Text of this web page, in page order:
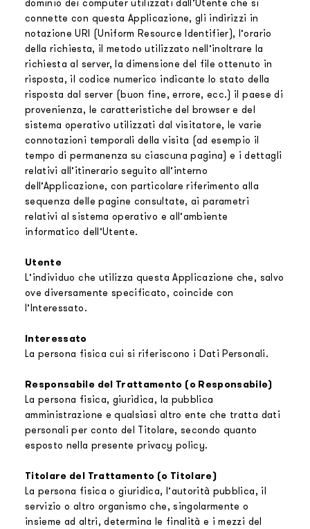
dominio dei computer utilizzati dall’Utente che si
connette con questa Applicazione, gli indirizzi in
notazione URI (Uniform Resource Identifier), l’orario
della richiesta, il metodo utilizzato nell’inoltrare la
richiesta al server, la dimensione del file ottenuto in
risposta, il codice numerico indicante lo stato della
risposta dal server (buon fine, errore, ecc.) il paese di
provenienza, le caratteristiche del browser e del
sistema operativo utilizzati dal visitatore, le varie
connotazioni temporali della visita (ad esempio il
tempo di permanenza su ciascuna pagina) e i dettagli
relativi all’itinerario seguito all’interno
dell’Applicazione, con particolare riferimento alla
sequenza delle pagine consultate, ai parametri
relativi al sistema operativo e all’ambiente
informatico dell’Utente.
Utente
L’individuo che utilizza questa Applicazione che, salvo
ove diversamente specificato, coincide con
l’Interessato.
Interessato
La persona fisica cui si riferiscono i Dati Personali.
Responsabile del Trattamento (o Responsabile)
La persona fisica, giuridica, la pubblica
amministrazione e qualsiasi altro ente che tratta dati
personali per conto del Titolare, secondo quanto
esposto nella presente privacy policy.
Titolare del Trattamento (o Titolare)
La persona fisica o giuridica, l’autorità pubblica, il
servizio o altro organismo che, singolarmente o
insieme ad altri, determina le finalità e i mezzi del